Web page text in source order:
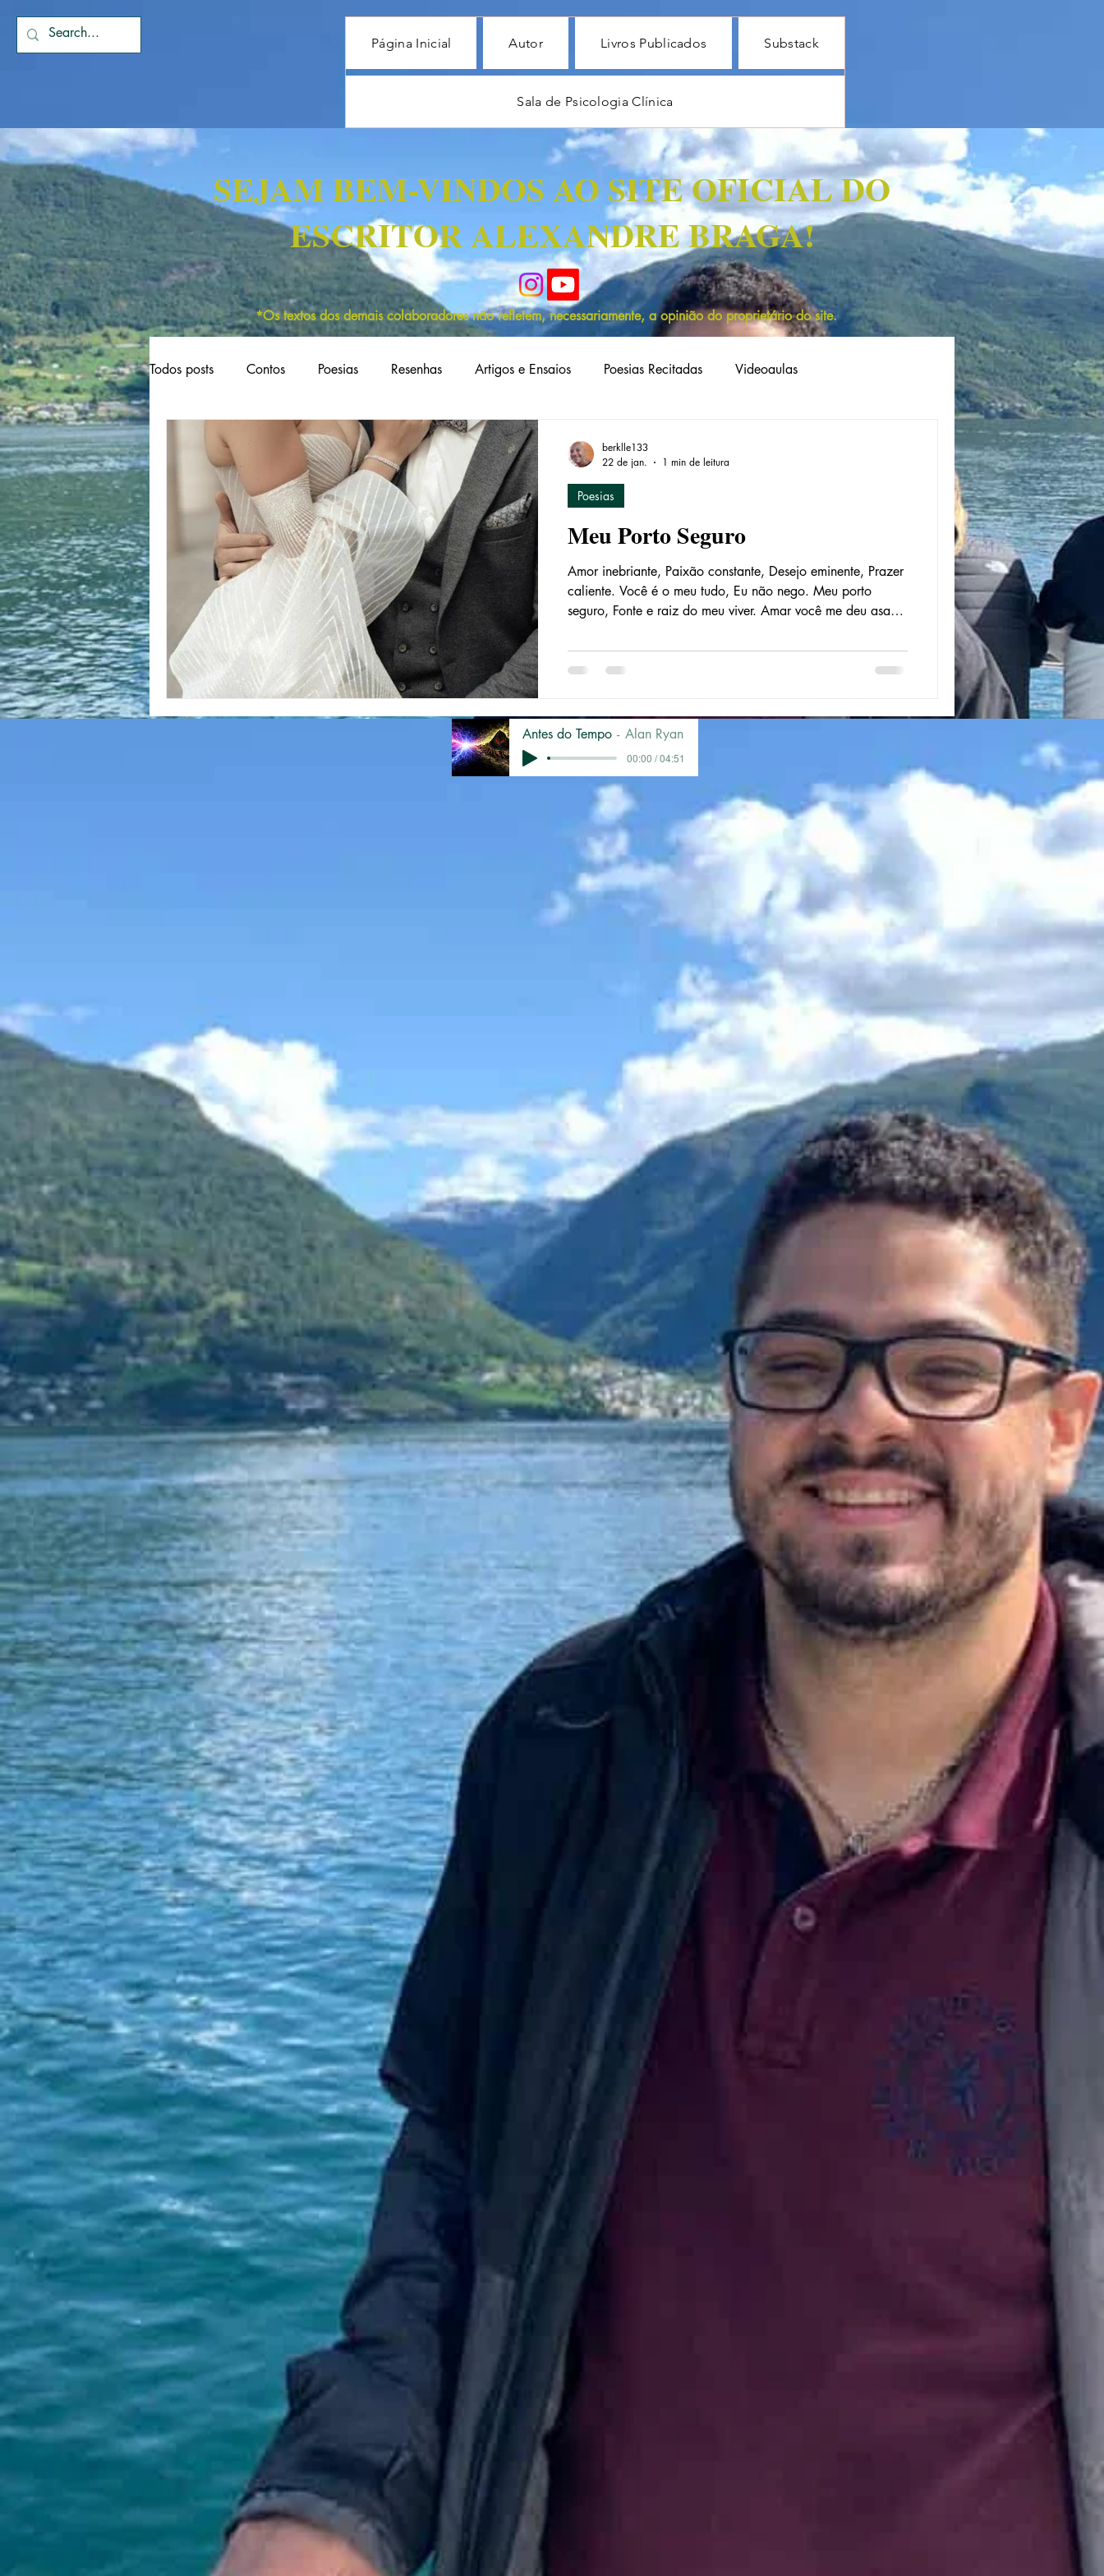
Página Inicial Autor Livros Publicados Substack
Sala de Psicologia Clínica
SEJAM BEM-VINDOS AO SITE OFICIAL DO
ESCRITOR ALEXANDRE BRAGA!
*Os textos dos demais colaboradores não refletem, necessariamente, a opinião do proprietário do site.
Todos posts Contos Poesias Resenhas Artigos e Ensaios Poesias Recitadas Videoaulas
Poesias Musicadas
Meu Porto Seguro
Amor inebriante, Paixão constante, Desejo eminente, Prazer
caliente. Você é o meu tudo, Eu não nego. Meu porto
seguro, Fonte e raiz do meu viver. Amar você me deu asas
de verdade, Realizações que viram realidade. Tudo o que
sempre sonhei em ter Tenho em você. Explicar cada
e proteger, Na doença e na saúde
Poesias
berklle133
22 de jan.
1 min de leitura
Antes do Tempo Alan Ryan
00:00 / 04:51